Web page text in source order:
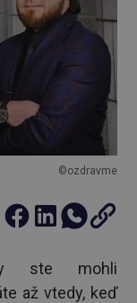
©ozdravme
ste mohli
až vtedy, keď